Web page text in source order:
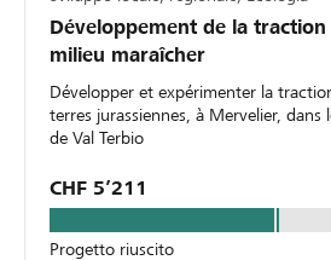
Développement de la traction
milieu maraîcher
Développer et expérimenter la
terres jurassiennes, à Mervelier, dans
de Val Terbio
CHF 5’211
Progetto riuscito